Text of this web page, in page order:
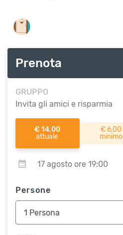
Prenota
GRUPPO
Invita gli amici e risparmia
€ 14,00
attuale
€ 6,00
minimo
17 agosto ore 19:00
Persone